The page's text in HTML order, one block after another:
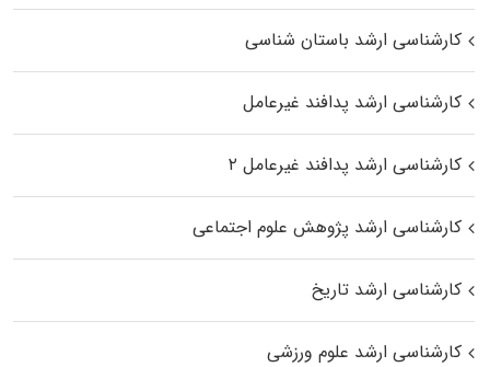
کارشناسی ارشد باستان شناسی
کارشناسی ارشد پدافند غیرعامل
کارشناسی ارشد پدافند غیرعامل ۲
کارشناسی ارشد پژوهش علوم اجتماعی
کارشناسی ارشد تاریخ
کارشناسی ارشد علوم ورزشی